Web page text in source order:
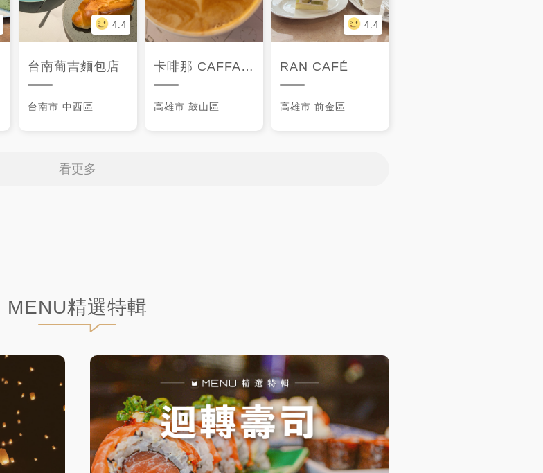
4.4
台南葡吉麵包店
台南市 中西區
卡啡那 CAFFAINA-美術館店
高雄市 鼓山區
4.4
RAN CAFÉ
高雄市 前金區
看更多
MENU精選特輯